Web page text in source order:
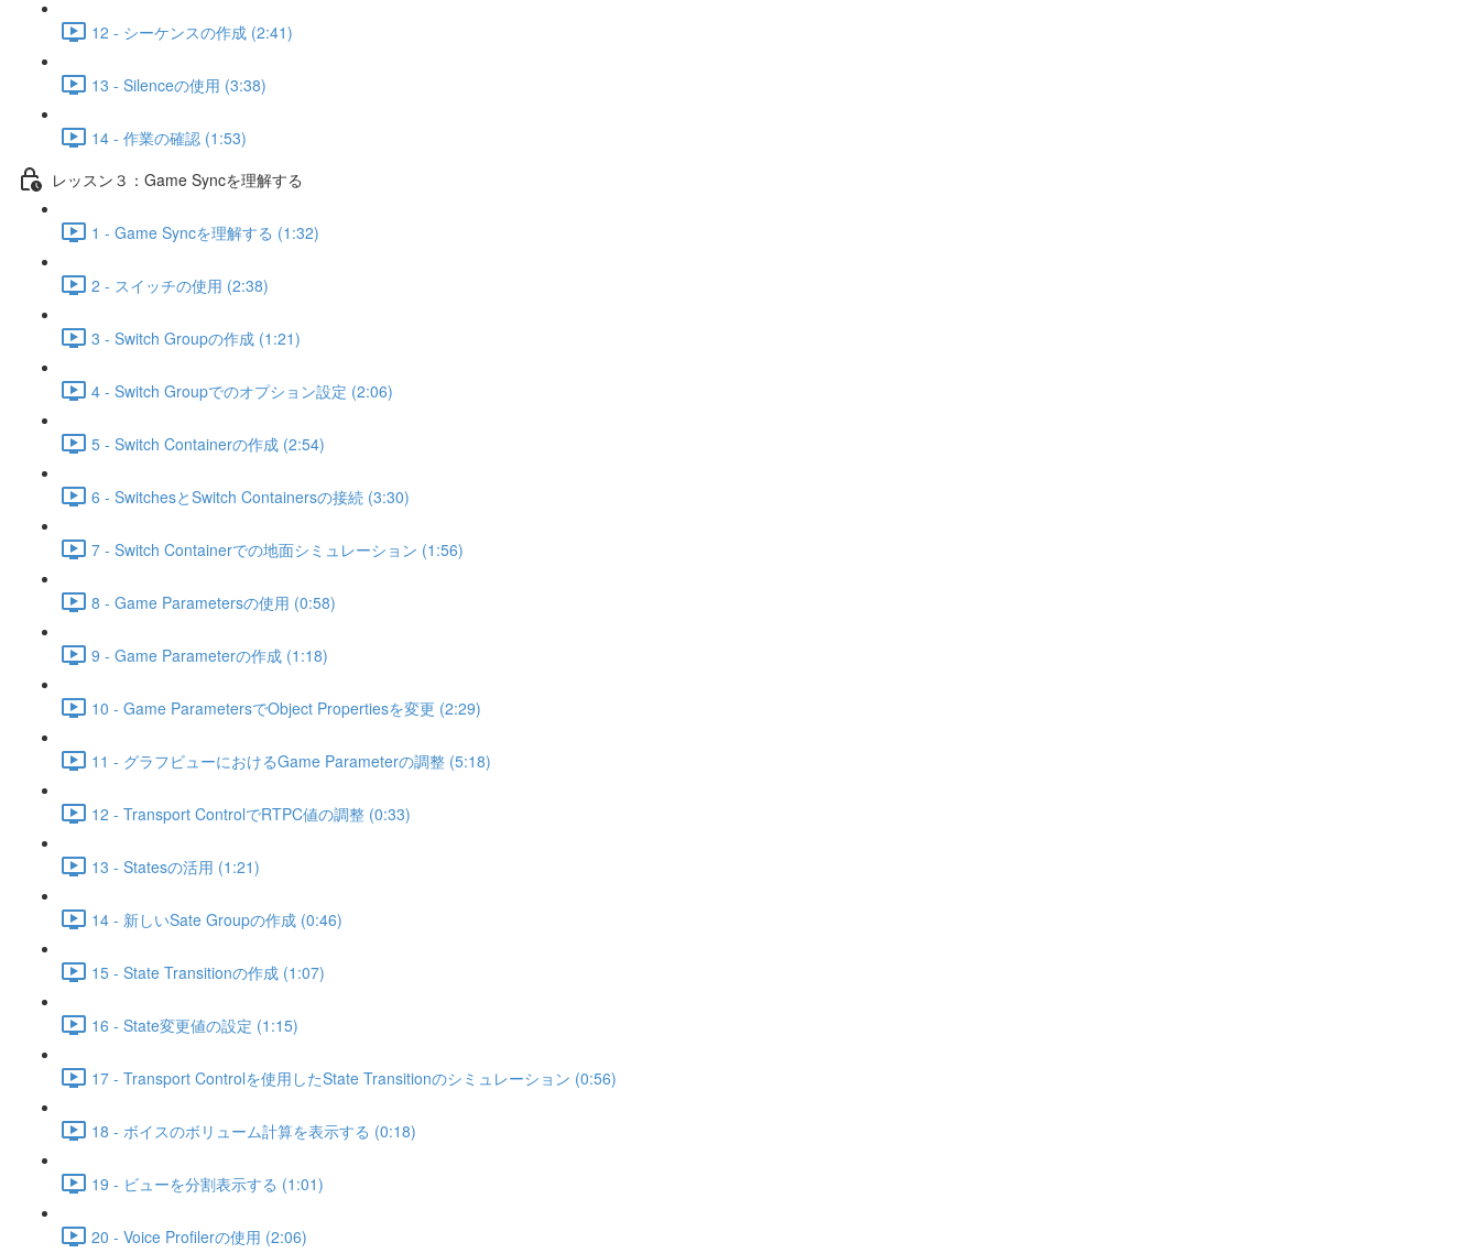
12 - シーケンスの作成 (2:41)
13 - Silenceの使用 (3:38)
14 - 作業の確認 (1:53)
レッスン３：Game Syncを理解する
1 - Game Syncを理解する (1:32)
2 - スイッチの使用 (2:38)
3 - Switch Groupの作成 (1:21)
4 - Switch Groupでのオプション設定 (2:06)
5 - Switch Containerの作成 (2:54)
6 - SwitchesとSwitch Containersの接続 (3:30)
7 - Switch Containerでの地面シミュレーション (1:56)
8 - Game Parametersの使用 (0:58)
9 - Game Parameterの作成 (1:18)
10 - Game ParametersでObject Propertiesを変更 (2:29)
11 - グラフビューにおけるGame Parameterの調整 (5:18)
12 - Transport ControlでRTPC値の調整 (0:33)
13 - Statesの活用 (1:21)
14 - 新しいSate Groupの作成 (0:46)
15 - State Transitionの作成 (1:07)
16 - State変更値の設定 (1:15)
17 - Transport Controlを使用したState Transitionのシミュレーション (0:56)
18 - ボイスのボリューム計算を表示する (0:18)
19 - ビューを分割表示する (1:01)
20 - Voice Profilerの使用 (2:06)